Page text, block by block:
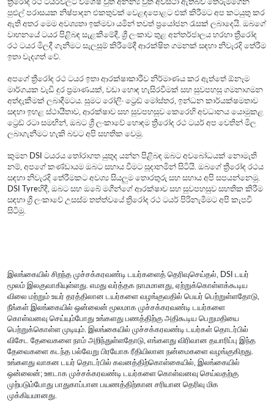
පුළුල් පරාසයක නිෂ්පාදන එකතුවක් වෙළඳපොළට එක් කිරීමට අප කටයුතු කර
ඇති අතර මෙම අවශ්‍යතා ඉක්මවා යමින් තවත් ප්‍රයෝජන රැසක් ලබාදෙයි. ඔබගේ
වාහනයේ ටයර පිළිබඳ සැළකීමේදී, ශ්‍රී ලංකාව තුළ අන්තර්ජාලය හරහා ත්‍රීරෝද
රථ ටයර මිලදී ගැනීමට සැලසුම් කිරීමේදී ආරක්ෂිත ගමනක් සඳහා නිවැරදි තේරීම
ඉතා වැදගත් වේ.
අපගේ ත්‍රීරෝද රථ ටයර ඉතා ආරක්ෂාකාරීව නිර්මාණය කර ඇත්තේ ඕනෑම
මාර්ගයක වැඩි දුර ප්‍රමාණයක්, වඩා හොඳ හැසිරවීමක් සහ සුවපහසු ගමනාගමන
අත්දැකීමක් ලබාදීමටය. සුමට රෝලිං ට්‍රෙඩ් මෝස්තර, ඉන්ධන කාර්යක්ෂමතාව
සඳහා ඉහළ ස්ථායීතාව, ආරක්ෂාව සහ සුවපහසුව කෙරෙහි අවධානය යොමුකළ
ට්‍රෙඩ් රටා සමඟින්, ඔබට ශ්‍රී ලංකාවේ හොඳම ත්‍රීරෝද රථ ටයර් අප වෙතින් මිල
ලබාගැනීමට හැකි බවට අපි සහතික වෙමු.
කුමන DSI ටයරය තෝරාගත යුතුද යන්න පිළිබඳ ඔබට අවබෝධයක් නොමැති
නම්, අපගේ කණ්ඩායම ඔබට සහාය වීමට සූදානමින් සිටියි. ඔබගේ ත්‍රීරෝද රථය
සඳහා නිවැරදි තේරීමකට අවශ්‍ය සියලුම තොරතුරු සහ සහාය අපි සපයන්නෙමු.
DSI Tyreහිදී, ඔබට සහ ඔබේ මගීන්ගේ ආරක්ෂාව සහ සුවපහසුව සහතික කිරීම
සඳහා ශ්‍රී ලංකාවේ උසස්ම තත්ත්වයේ ත්‍රිරෝද රථ ටයර් පිරිනැමීමට අපි කැපවී
සිටිමු.
இலங்கையில் சிறந்த முச்சக்கரவண்டி டயர்களைத் தெரிவுசெய்தல், DSI டயர்
மூலம் இலகுவாகியுள்ளது. எமது வர்த்தக நாமமானது, ஏற்றுக்கொள்ளக்கூடிய
விலை மற்றும் உயர் தரத்திலான டயர்களை வழங்குவதில் பெயர் பெற்றுள்ளதோடு,
நீங்கள் இலங்கையில் ஒன்லைன் மூலமாக முச்சக்கரவண்டி டயர்களை
கொள்வனவு செய்யும்போது உங்களது பணத்திற்கு அதிகூடிய பெறுமதியை
பெற்றுக்கொள்ள முடியும். இலங்கையில் முச்சக்கரவண்டி டயர்கள் தொடர்பில்
விசேட தேவைகளை நாம் அறிந்துள்ளதோடு, எங்களது விரிவான தயாரிப்பு இந்த
தேவைகளை கடந்த பல்வேறு பிரயோக ரீதியிலான நன்மைகளை வழங்குகிறது.
உங்களது வாகன டயர் தொடர்பில் கவனத்திற்கொள்கையில், இலங்கையில்
ஒன்லைன்; ஊடாக முச்சக்கரவண்டி டயர்களை கொள்வனவு செய்வதற்கு
முற்படும்போது பாதுகாப்பான பயணத்திற்கான சரியான தெரிவு மிக
முக்கியமானது.